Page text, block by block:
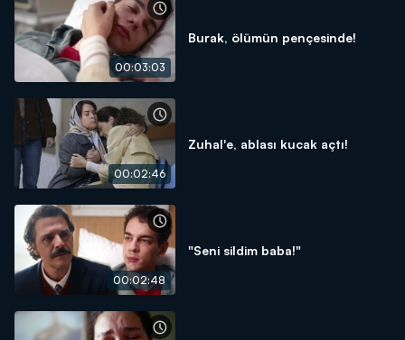
00:03:03
Burak, ölümün pençesinde!
00:02:46
Zuhal'e, ablası kucak açtı!
00:02:48
"Seni sildim baba!"